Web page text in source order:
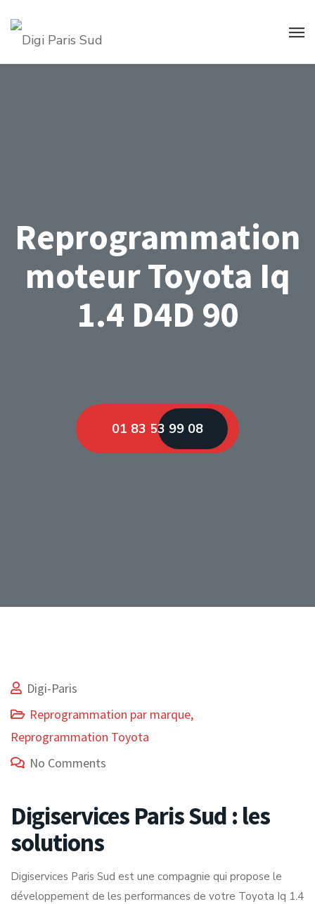
Reprogrammation
moteur Toyota Iq
1.4 D4D 90
01 83 53 99 08
Digi-Paris
Reprogrammation par marque,
Reprogrammation Toyota
No Comments
Digiservices Paris Sud : les
solutions
Digiservices Paris Sud est une compagnie qui propose le
développement de les performances de votre Toyota Iq 1.4